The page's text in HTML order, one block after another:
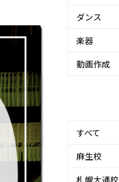
ダンス
楽器
動画作成
すべて
麻生校
札幌大通校